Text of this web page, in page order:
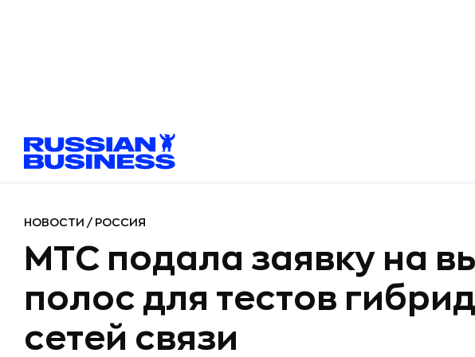
НОВОСТИ / РОССИЯ
МТС подала заявку на
полос для тестов
сетей связи